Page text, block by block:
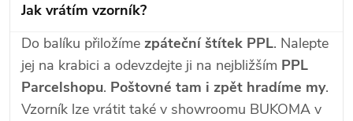
Jak vrátím vzorník?
Do balíku přiložíme zpáteční štítek PPL. Nalepte
jej na krabici a odevzdejte ji na nejbližším PPL
Parcelshopu. Poštovné tam i zpět hradíme my.
Vzorník lze vrátit také v showroomu BUKOMA v